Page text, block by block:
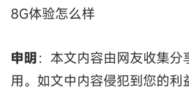
8G体验怎么样
申明 ：本文内容由网友收集
用。如文中内容侵犯到您的利